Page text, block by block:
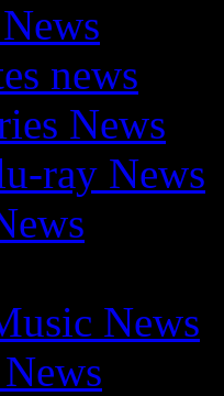
news
News
ray News
News